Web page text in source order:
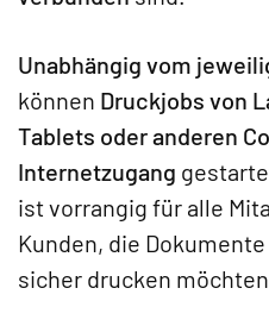
Unabhängig vom
können Druckjobs von
Tablets oder anderen
Internetzugang
ist vorrangig für alle
Kunden, die
sicher drucken